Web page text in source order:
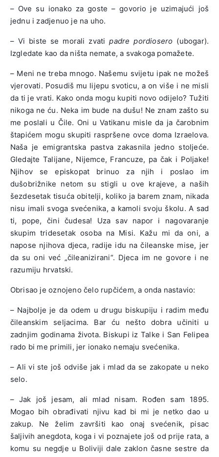
– Ove su ionako za goste – govorio je uzimajući još
jednu i zadjenuo je na uho.
– Vi biste se morali zvatipadre pordiosero (ubogar).
Izgledate kao da ništa nemate, a svakoga pomažete.
– Meni ne treba mnogo. Našemu svijetu ipak ne možeš
vjerovati. Posudiš mu lijepu svoticu, a on više i ne misli
da ti je vrati. Kako onda mogu kupiti novo odijelo? Tužiti
nikoga ne ću. Neka im bude na dušu! Ne znam zašto su
me poslali u Čile. Oni u Vatikanu misle da ja čarobnim
štapićem mogu skupiti raspršene ovce doma Izraelova.
Naša je emigrantska pastva zakasnila jedno stoljeće.
Gledajte Talijane, Nijemce, Francuze, pa čak i Poljake!
Njihov se episkopat brinuo za njih i poslao im
dušobrižnike netom su stigli u ove krajeve, a naših
šezdesetak tisuća obitelji, koliko ja barem znam, nikada
nisu imali svoga svećenika, a kamoli svoju školu. A sad
ti, pope, čini čudesa! Uza sav napor i nagovaranje
skupim tridesetak osoba na Misi. Kažu mi da oni, a
napose njihova djeca, radije idu na čileanske mise, jer
da su oni već „čileanizirani“. Djeca im ne govore i ne
razumiju hrvatski.
Obrisao je oznojeno čelo rupčićem, a onda nastavio:
– Najbolje je da odem u drugu biskupiju i radim među
čileanskim seljacima. Bar ću nešto dobra učiniti u
zadnjim godinama života. Biskupi iz Talke i San Felipea
rado bi me primili, jer ionako nemaju svećenika.
– Ali vi ste još odviše jak i mlad da se zakopate u neko
selo.
– Jak još jesam, ali mlad nisam. Rođen sam 1895.
Mogao bih obrađivati njivu kad bi mi je netko dao u
zakup. Ne želim završiti kao onaj svećenik, pisac
šaljivih anegdota, koga i vi poznajete još od prije rata, a
komu su negdje u Boliviji dale zaklon časne sestre da